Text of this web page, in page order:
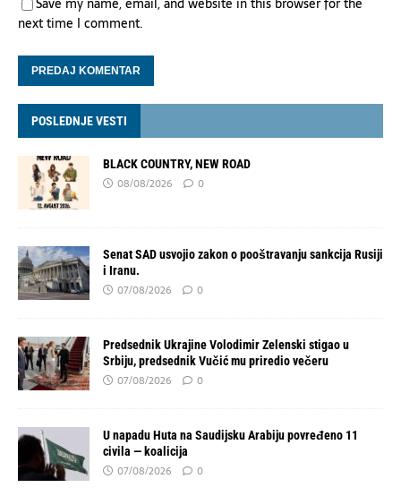
next time I comment.
POSLEDNJE VESTI
BLACK COUNTRY, NEW ROAD
08/08/2026 0
Senat SAD usvojio zakon o pooštravanju sankcija Rusiji
i Iranu.
07/08/2026 0
Predsednik Ukrajine Volodimir Zelenski stigao u
Srbiju, predsednik Vučić mu priredio večeru
07/08/2026 0
U napadu Huta na Saudijsku Arabiju povređeno 11
civila — koalicija
07/08/2026 0